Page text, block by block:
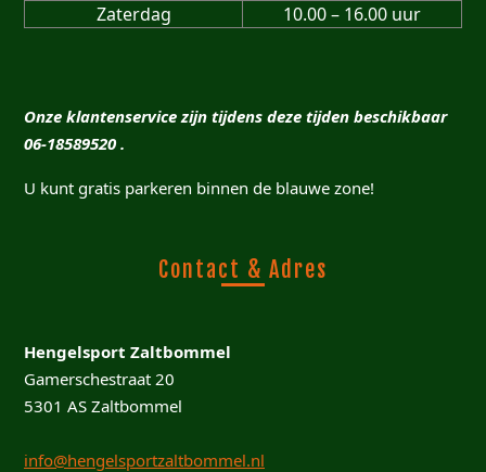
Zaterdag
10.00 – 16.00 uur
Onze klantenservice zijn tijdens deze tijden beschikbaar
06-18589520 .
U kunt gratis parkeren binnen de blauwe zone!
Contact & Adres
Hengelsport Zaltbommel
Gamerschestraat 20
5301 AS Zaltbommel
info@hengelsportzaltbommel.nl